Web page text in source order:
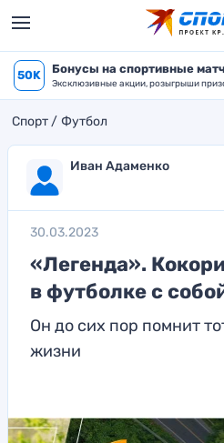
50K Бонусы на спортивные
Эксклюзивные акции, розыгрыши
Спорт Футбол
Иван Адаменко
30.03.2023
«Легенда».
в футболке с
Он до сих пор помнит
жизни